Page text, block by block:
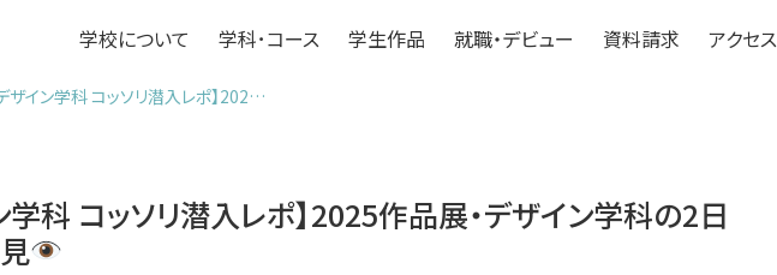
学校について 学科･コース 学生作品 就職・デビュー 資料請求 アクセス
ザイン学科 コッソリ潜入レポ】202…
学科 コッソリ潜入レポ】2025作品展・デザイン学科の2日